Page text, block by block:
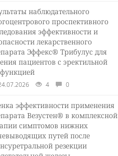
наблюдательного
проспективного
эффективности и
лекарственного
Эффекс® Трибулус для
пациентов с эректильной
4 0
эффективности применения
Везустен® в комплексной
симптомов нижних
путей после
резекции